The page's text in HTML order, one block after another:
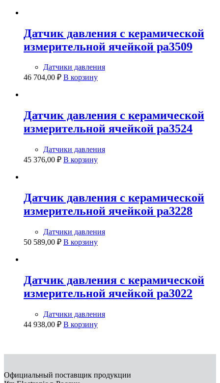
Датчик давления с керамической
измерительной ячейкой pa3509
Датчики давления
46 704,00 ₽ В корзину
Датчик давления с керамической
измерительной ячейкой pa3524
Датчики давления
45 376,00 ₽ В корзину
Датчик давления с керамической
измерительной ячейкой pa3228
Датчики давления
50 589,00 ₽ В корзину
Датчик давления с керамической
измерительной ячейкой pa3022
Датчики давления
44 938,00 ₽ В корзину
Официальный поставщик продукции